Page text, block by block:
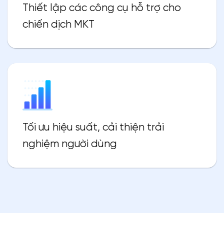
Thiết lập các công cụ hỗ trợ cho
chiến dịch MKT
Tối ưu hiệu suất, cải thiện trải
nghiệm người dùng